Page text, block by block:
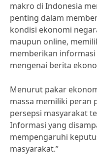
makro di Indonesia
penting dalam
kondisi ekonomi
maupun online,
memberikan
mengenai berita
Menurut pakar
massa memiliki peran
persepsi masyarakat
Informasi yang
mempengaruhi
masyarakat.”